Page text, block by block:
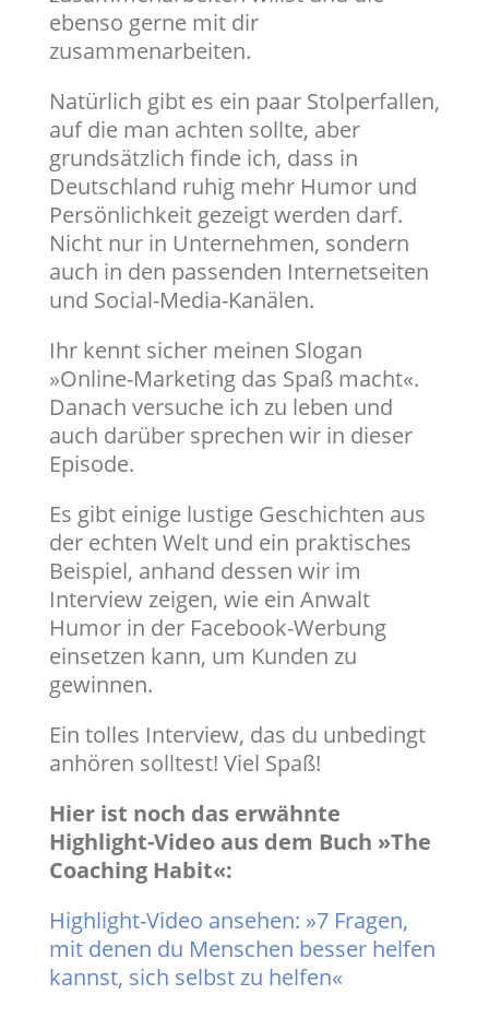
ebenso gerne mit dir
zusammenarbeiten.
Natürlich gibt es ein paar Stolperfallen,
auf die man achten sollte, aber
grundsätzlich finde ich, dass in
Deutschland ruhig mehr Humor und
Persönlichkeit gezeigt werden darf.
Nicht nur in Unternehmen, sondern
auch in den passenden Internetseiten
und Social-Media-Kanälen.
Ihr kennt sicher meinen Slogan
»Online-Marketing das Spaß macht«.
Danach versuche ich zu leben und
auch darüber sprechen wir in dieser
Episode.
Es gibt einige lustige Geschichten aus
der echten Welt und ein praktisches
Beispiel, anhand dessen wir im
Interview zeigen, wie ein Anwalt
Humor in der Facebook-Werbung
einsetzen kann, um Kunden zu
gewinnen.
Ein tolles Interview, das du unbedingt
anhören solltest! Viel Spaß!
Hier ist noch das erwähnte
Highlight-Video aus dem Buch »The
Coaching Habit«:
Highlight-Video ansehen: »7 Fragen,
mit denen du Menschen besser helfen
kannst, sich selbst zu helfen«